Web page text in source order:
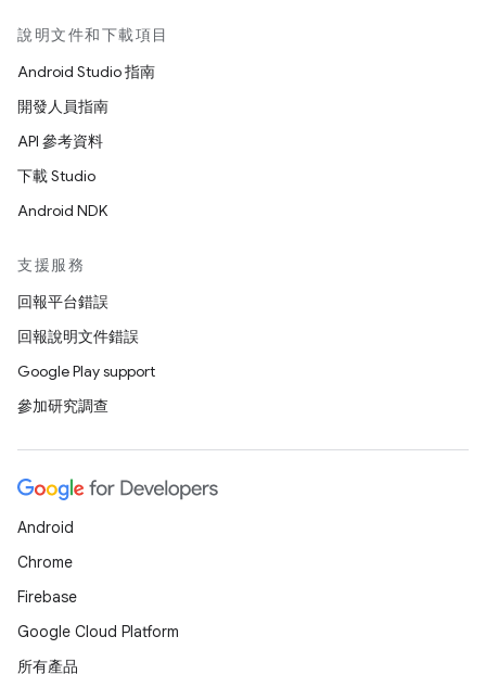
說明文件和下載項目
Android Studio 指南
開發人員指南
API 參考資料
下載 Studio
Android NDK
支援服務
回報平台錯誤
回報說明文件錯誤
Google Play support
參加研究調查
Android
Chrome
Firebase
Google Cloud Platform
所有產品